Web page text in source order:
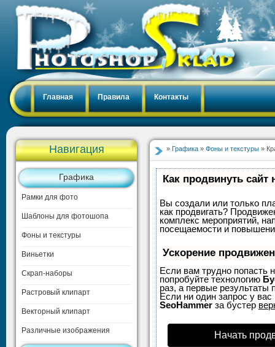
Главная Правила Контакты
Навигация
Графика
Рамки для фото
Шаблоны для фотошопа
Фоны и текстуры
Виньетки
Скрап-наборы
Растровый клипарт
Векторный клипарт
Различные изображения
» Графика » Фоны и текстуры »
Как продвинуть сайт
Вы создали или только
как продвигать?
комплекс мероприятий,
посещаемости и
Ускорение
Если вам трудно попасть
попробуйте технологию
раз, а первые результаты
Если ни один запрос у
SeoHammer за бустер
Начать